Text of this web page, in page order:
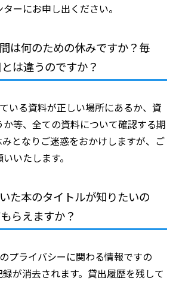
ーにお申し出ください。
は何のための休みですか？毎
は違うのですか？
いる資料が正しい場所にあるか、資
等、全ての資料について確認する期
となりご迷惑をおかけしますが、ご
いたします。
た本のタイトルが知りたいの
らえますか？
プライバシーに関わる情報ですの
が消去されます。貸出履歴を残して